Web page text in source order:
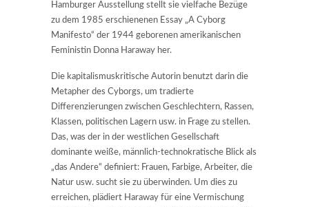
Hamburger Ausstellung stellt sie vielfache Bezüge
zu dem 1985 erschienenen Essay „A Cyborg
Manifesto“ der 1944 geborenen amerikanischen
Feministin Donna Haraway her.
Die kapitalismuskritische Autorin benutzt darin die
Metapher des Cyborgs, um tradierte
Differenzierungen zwischen Geschlechtern, Rassen,
Klassen, politischen Lagern usw. in Frage zu stellen.
Das, was der in der westlichen Gesellschaft
dominante weiße, männlich-technokratische Blick als
„das Andere“ definiert: Frauen, Farbige, Arbeiter, die
Natur usw. sucht sie zu überwinden. Um dies zu
erreichen, plädiert Haraway für eine Vermischung